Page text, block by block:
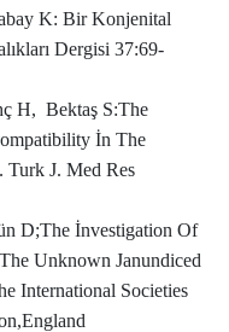
K: Bir Konjenital
Dergisi 37:69-
H, Bektaş S:The
İn The
Turk J. Med Res
D;The İnvestigation Of
Unknown Janundiced
International Societies